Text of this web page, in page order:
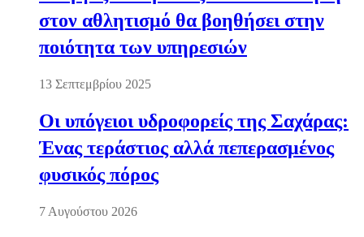
στον αθλητισμό θα βοηθήσει στην
ποιότητα των υπηρεσιών
13 Σεπτεμβρίου 2025
Οι υπόγειοι υδροφορείς της Σαχάρας:
Ένας τεράστιος αλλά πεπερασμένος
φυσικός πόρος
7 Αυγούστου 2026